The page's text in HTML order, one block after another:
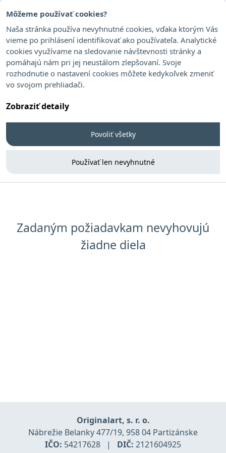
Môžeme používať cookies?
Naša stránka používa nevyhnutné cookies, vďaka ktorým Vás
vieme po prihlásení identifikovať ako používateľa. Analytické
cookies využívame na sledovanie návštevnosti stránky a
pomáhajú nám pri jej neustálom zlepšovaní. Svoje
rozhodnutie o nastavení cookies môžete kedykoľvek zmeniť
vo svojom prehliadači.
Zobraziť detaily
Povoliť všetky
Používať len nevyhnutné
Jankovič Jozef
Zadaným požiadavkam nevyhovujú
žiadne diela
Originalart, s. r. o.
Nábrežie Belanky 477/19, 958 04 Partizánske
IČO: 54217628 | DIČ: 2121604925